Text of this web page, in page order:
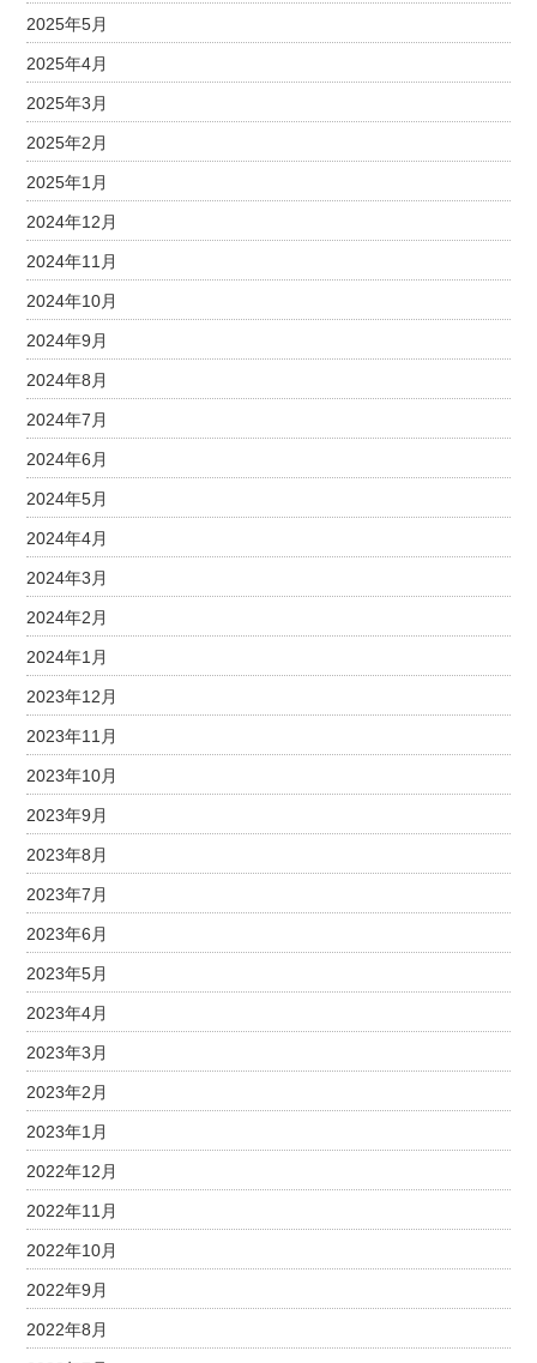
2025年5月
2025年4月
2025年3月
2025年2月
2025年1月
2024年12月
2024年11月
2024年10月
2024年9月
2024年8月
2024年7月
2024年6月
2024年5月
2024年4月
2024年3月
2024年2月
2024年1月
2023年12月
2023年11月
2023年10月
2023年9月
2023年8月
2023年7月
2023年6月
2023年5月
2023年4月
2023年3月
2023年2月
2023年1月
2022年12月
2022年11月
2022年10月
2022年9月
2022年8月